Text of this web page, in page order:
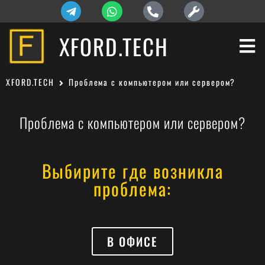
XFORD.TECH
XFORD.TECH Проблема с компьютером или сервером?
Проблема с компьютером или сервером?
Выбирите где возникла
проблема:
В ОФИСЕ